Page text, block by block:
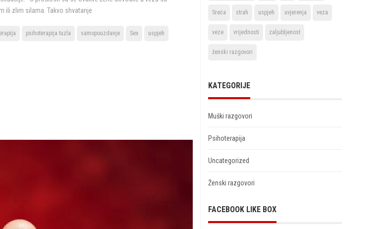
ili zlim silama. Takvo shvatanje
psihoterapija tuzla samopouzdanje Sex uspjeh
Sreća strah uspjeh uvjerenja veza
veze vrijednosti zaljubljenost
ženski razgovori
KATEGORIJE
Muški razgovori
Psihoterapija
Uncategorized
Ženski razgovori
FACEBOOK LIKE BOX